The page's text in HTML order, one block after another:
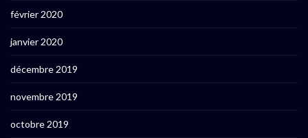
février 2020
janvier 2020
décembre 2019
novembre 2019
octobre 2019